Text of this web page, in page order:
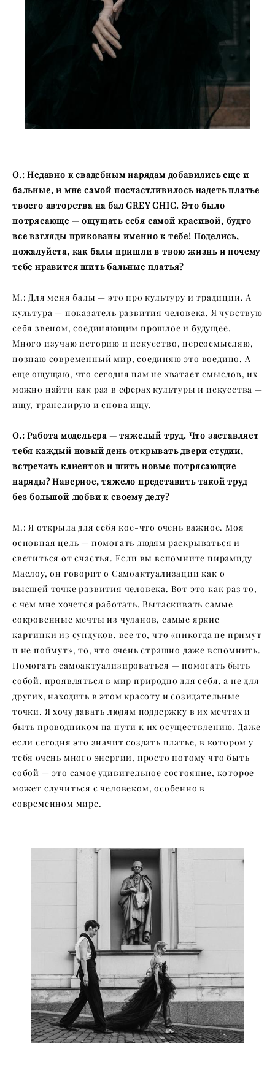
О.: Недавно к свадебным нарядам добавились еще и
бальные, и мне самой посчастливилось надеть платье
твоего авторства на бал GREY CHIC. Это было
потрясающе — ощущать себя самой красивой, будто
все взгляды прикованы именно к тебе! Поделись,
пожалуйста, как балы пришли в твою жизнь и почему
тебе нравится шить бальные платья?
М.: Для меня балы — это про культуру и традиции. А
культура — показатель развития человека. Я чувствую
себя звеном, соединяющим прошлое и будущее.
Много изучаю историю и искусство, переосмысляю,
познаю современный мир, соединяю это воедино. А
еще ощущаю, что сегодня нам не хватает смыслов, их
можно найти как раз в сферах культуры и искусства —
ищу, транслирую и снова ищу.
О.: Работа модельера — тяжелый труд. Что заставляет
тебя каждый новый день открывать двери студии,
встречать клиентов и шить новые потрясающие
наряды? Наверное, тяжело представить такой труд
без большой любви к своему делу?
М.: Я открыла для себя кое-что очень важное. Моя
основная цель — помогать людям раскрываться и
светиться от счастья. Если вы вспомните пирамиду
Маслоу, он говорит о Самоактуализации как о
высшей точке развития человека. Вот это как раз то,
с чем мне хочется работать. Вытаскивать самые
сокровенные мечты из чуланов, самые яркие
картинки из сундуков, все то, что «никогда не примут
и не поймут», то, что очень страшно даже вспомнить.
Помогать самоактуализироваться — помогать быть
собой, проявляться в мир природно для себя, а не для
других, находить в этом красоту и созидательные
точки. Я хочу давать людям поддержку в их мечтах и
быть проводником на пути к их осуществлению. Даже
если сегодня это значит создать платье, в котором у
тебя очень много энергии, просто потому что быть
собой — это самое удивительное состояние, которое
может случиться с человеком, особенно в
современном мире.